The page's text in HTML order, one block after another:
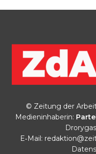
© Zeitung der
Medieninhaberin:
E‑Mail: